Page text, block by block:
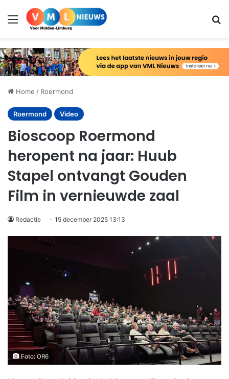
Menu
Home / Roermond
Roermond Video
Bioscoop Roermond
heropent na jaar: Huub
Stapel ontvangt Gouden
Film in vernieuwde zaal
Redactie 15 december 2025 13:13
Foto: OR6